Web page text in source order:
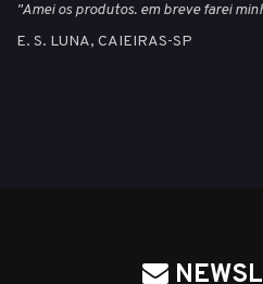
"Amei os produtos. em breve farei
E. S. LUNA, CAIEIRAS-SP